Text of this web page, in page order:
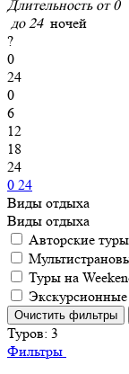
Длительность от0
до24 ночей
?
0
24
0
6
12
18
24
0 24
Виды отдыха
Виды отдыха
Авторские туры
Туры на
Туров: 3
Фильтры